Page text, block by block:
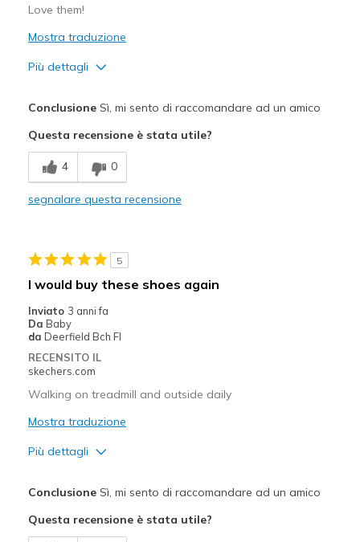
Love them!
Mostra traduzione
Più dettagli
Stylish
Migliori Utilizzi:
Casual Wear
Sizing
View On Shoes
Shoes are for Wearing
ConclusioneSì, mi sento di raccomandare ad un amico
Questa recensione è stata utile?
4 0
segnalare questa recensione
5
I would buy these shoes again
Inviato 3 anni fa
Da Baby
da Deerfield Bch Fl
RECENSITO IL
skechers.com
Walking on treadmill and outside daily
Mostra traduzione
Più dettagli
Breathe Well
ConclusioneSì, mi sento di raccomandare ad un amico
Questa recensione è stata utile?